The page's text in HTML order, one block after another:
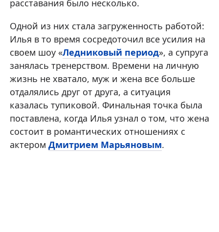
расставания было несколько.
Одной из них стала загруженность работой:
Илья в то время сосредоточил все усилия на
своем шоу «Ледниковый период», а супруга
занялась тренерством. Времени на личную
жизнь не хватало, муж и жена все больше
отдалялись друг от друга, а ситуация
казалась тупиковой. Финальная точка была
поставлена, когда Илья узнал о том, что жена
состоит в романтических отношениях с
актером Дмитрием Марьяновым.